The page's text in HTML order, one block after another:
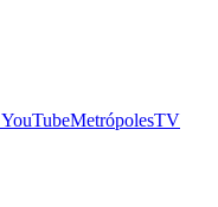
YouTubeMetrópolesTV